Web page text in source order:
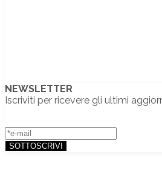
NEWSLETTER
Iscriviti per ricevere gli ultimi